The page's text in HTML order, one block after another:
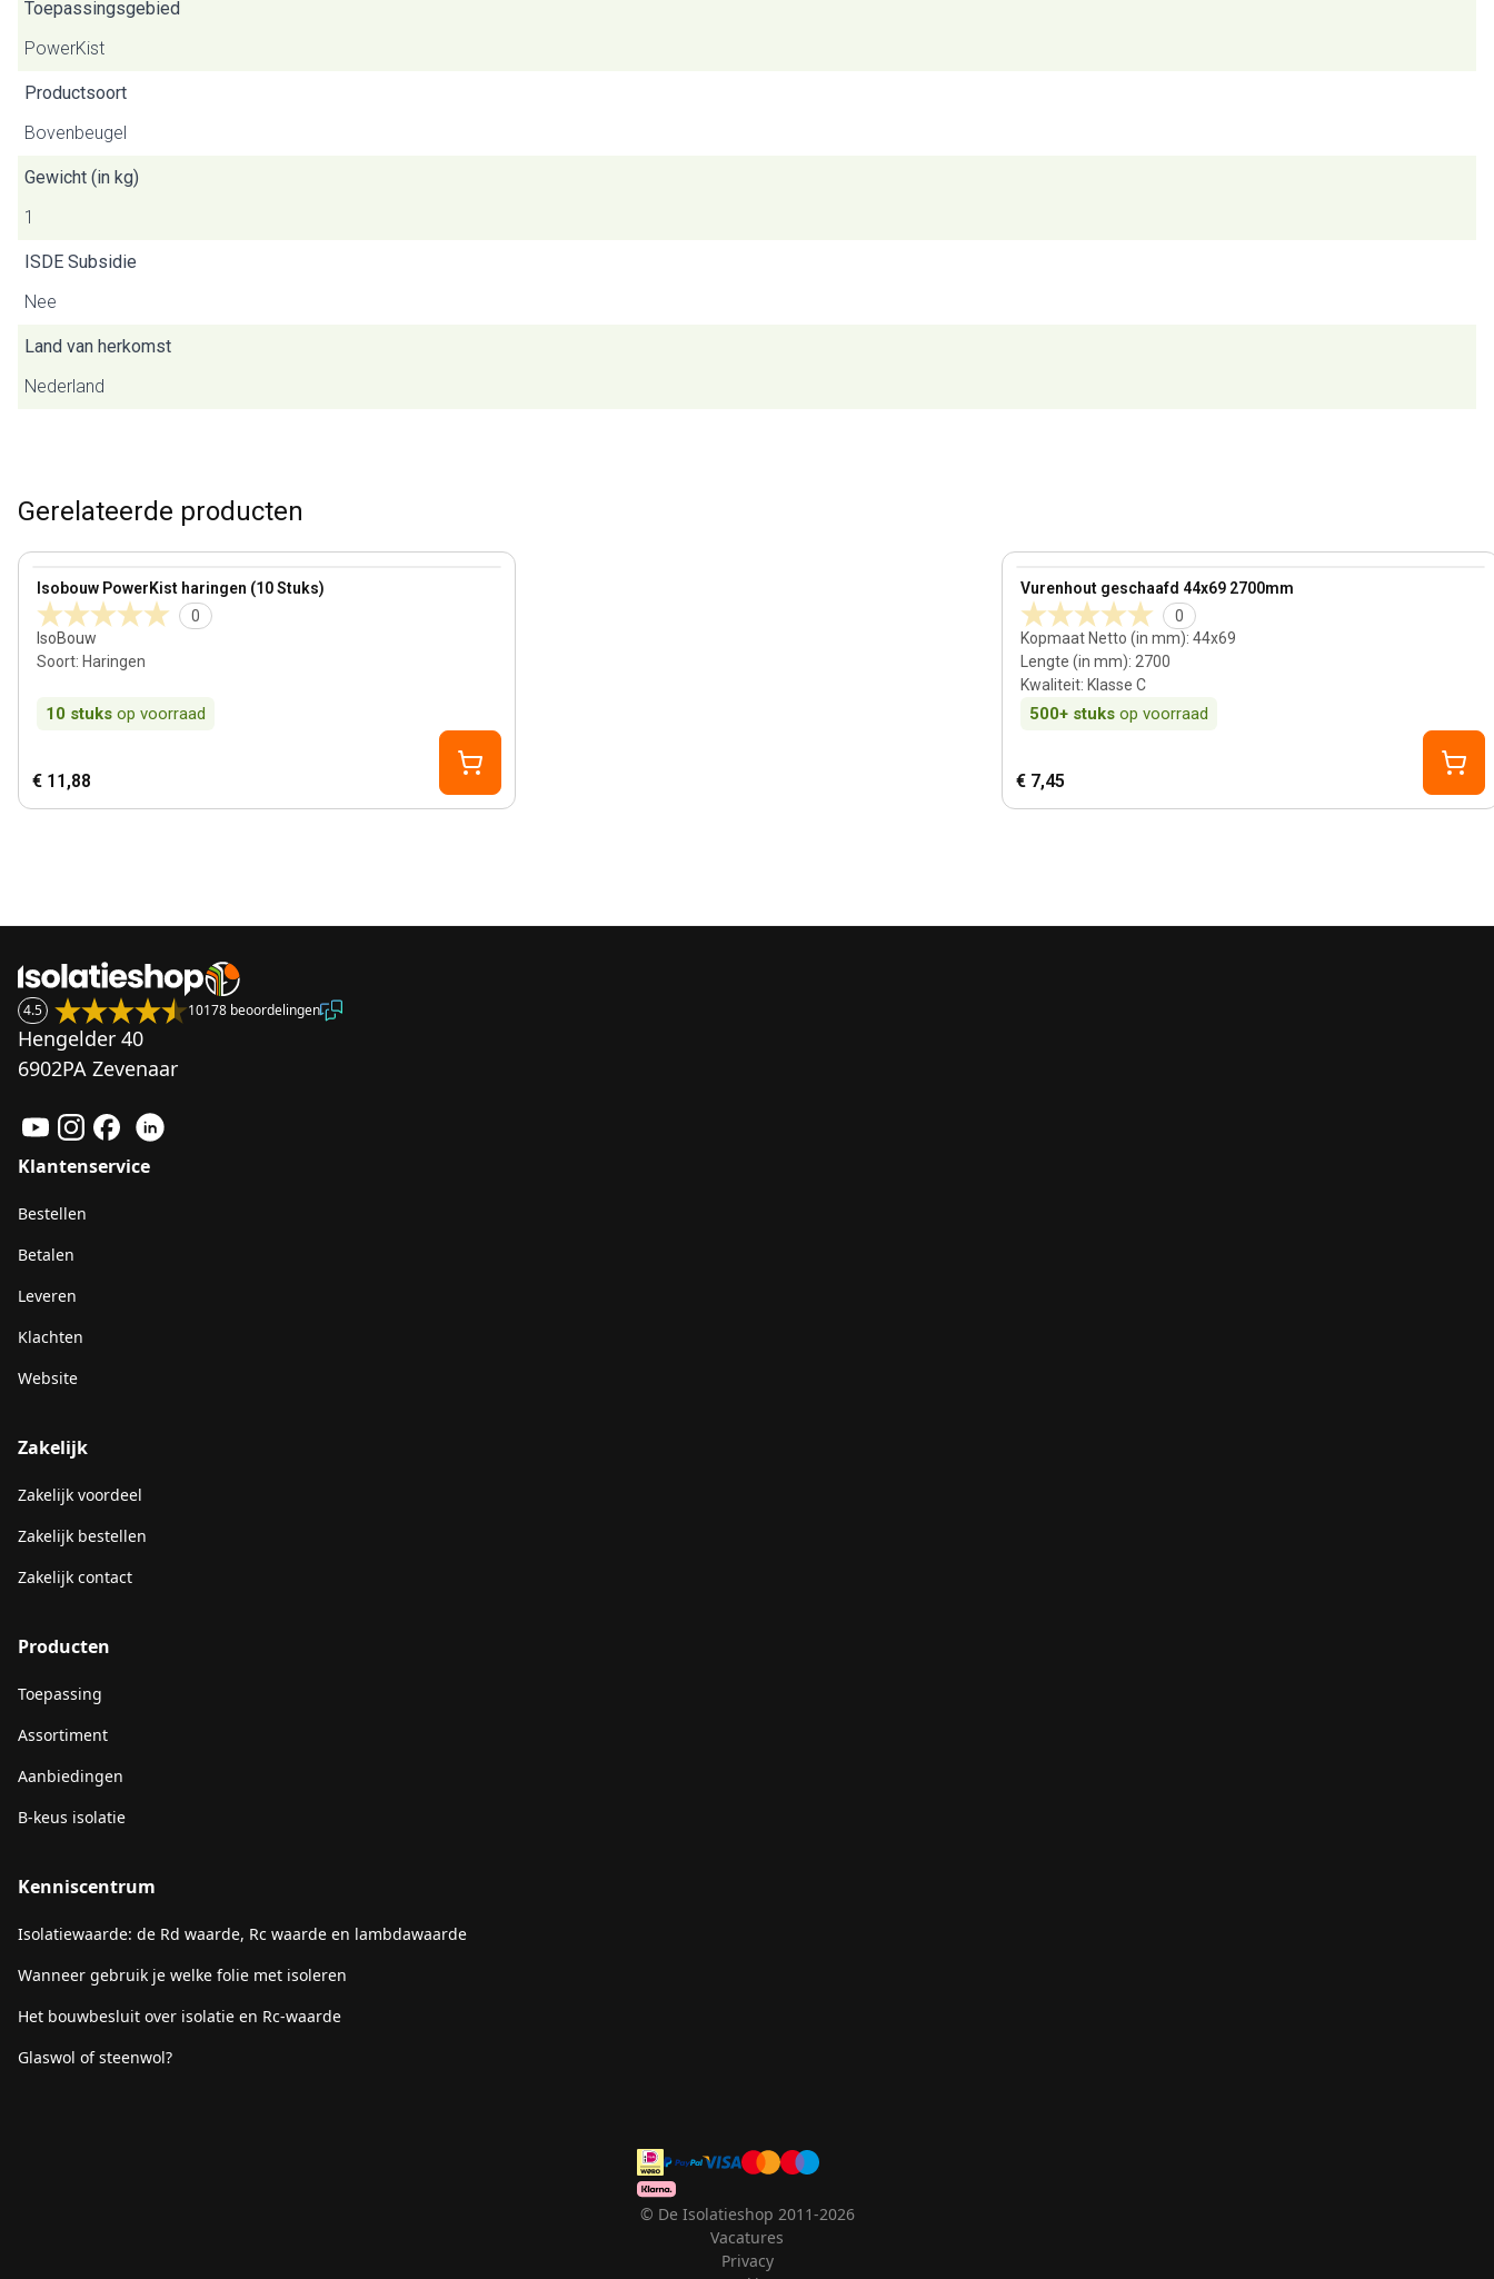
Toepassingsgebied
PowerKist
Productsoort
Bovenbeugel
Gewicht (in kg)
1
ISDE Subsidie
Nee
Land van herkomst
Nederland
Gerelateerde producten
Isobouw PowerKist haringen (10 Stuks)
0
IsoBouw
Soort: Haringen
10 stuks op voorraad
View product
€ 11,88
Vurenhout geschaafd 44x69 2700mm
0
Kopmaat Netto (in mm):44x69
Lengte (in mm): 2700
Kwaliteit: Klasse C
500+ stuks op voorraad
View product
€ 7,45
4.5 10178 beoordelingen
Hengelder 40
6902PA Zevenaar
Klantenservice
Bestellen
Betalen
Leveren
Klachten
Website
Zakelijk
Zakelijk voordeel
Zakelijk bestellen
Zakelijk contact
Producten
Toepassing
Assortiment
Aanbiedingen
B-keus isolatie
Kenniscentrum
Isolatiewaarde: de Rd waarde, Rc waarde en lambdawaarde
Wanneer gebruik je welke folie met isoleren
Het bouwbesluit over isolatie en Rc-waarde
Glaswol of steenwol?
© De Isolatieshop 2011-2026
Vacatures
Privacy